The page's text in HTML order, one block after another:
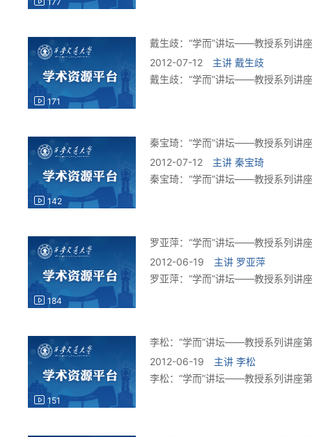
171
戴生歧：“学而”讲坛——教授系列讲
2012-07-12
主讲 戴生歧
戴生歧：“学而”讲坛——教授系列讲
142
秦宝琦：“学而”讲坛——教授系列讲
2012-07-12
主讲 秦宝琦
秦宝琦：“学而”讲坛——教授系列讲
184
罗亚萍：“学而”讲坛——教授系列讲
2012-06-19
主讲 罗亚萍
罗亚萍：“学而”讲坛——教授系列讲
151
李松：“学而”讲坛——教授系列讲座
2012-06-19
主讲 李松
李松：“学而”讲坛——教授系列讲座